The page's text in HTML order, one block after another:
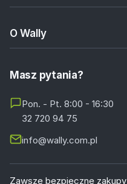
O Wally
Masz pytania?
Pon. - Pt. 8:00 - 16:30
32 720 94 75
info@wally.com.pl
Zawsze bezpieczne zakupy